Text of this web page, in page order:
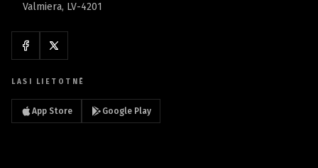
Valmiera, LV-4201
LASI LIETOTNĒ
App Store Google Play